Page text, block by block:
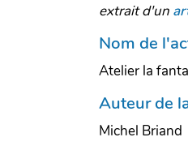
extrait d'un
Nom de
Atelier la
Auteur de
Michel Briand